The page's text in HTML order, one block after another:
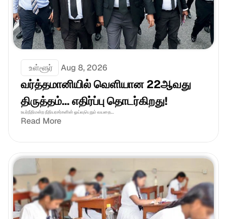
உள்ளூர் Aug 8, 2026
வர்த்தமானியில் வெளியான 22ஆவது
திருத்தம்... எதிர்ப்பு தொடர்கிறது!
உயர்நீதிமன்ற நீதியரசர்களின் ஓய்வுபெறும் வயதை...
Read More